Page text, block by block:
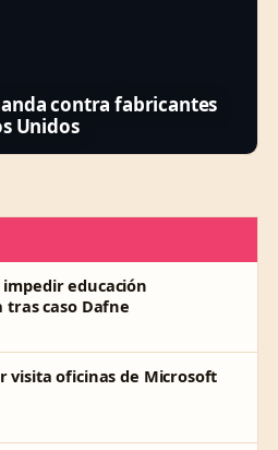
contra fabricantes
Unidos
impedir educación
tras caso Dafne
visita oficinas de Microsoft